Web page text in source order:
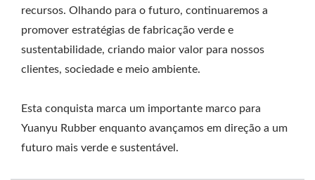
recursos. Olhando para o futuro, continuaremos a
promover estratégias de fabricação verde e
sustentabilidade, criando maior valor para nossos
clientes, sociedade e meio ambiente.
Esta conquista marca um importante marco para
Yuanyu Rubber enquanto avançamos em direção a um
futuro mais verde e sustentável.